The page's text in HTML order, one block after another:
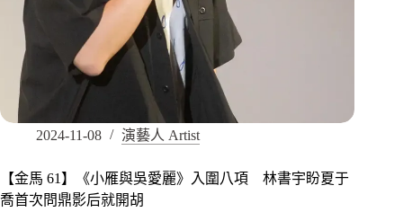
2024-11-08 演藝人 Artist
【金馬 61】《小雁與吳愛麗》入圍八項 林書宇盼夏于
喬首次問鼎影后就開胡